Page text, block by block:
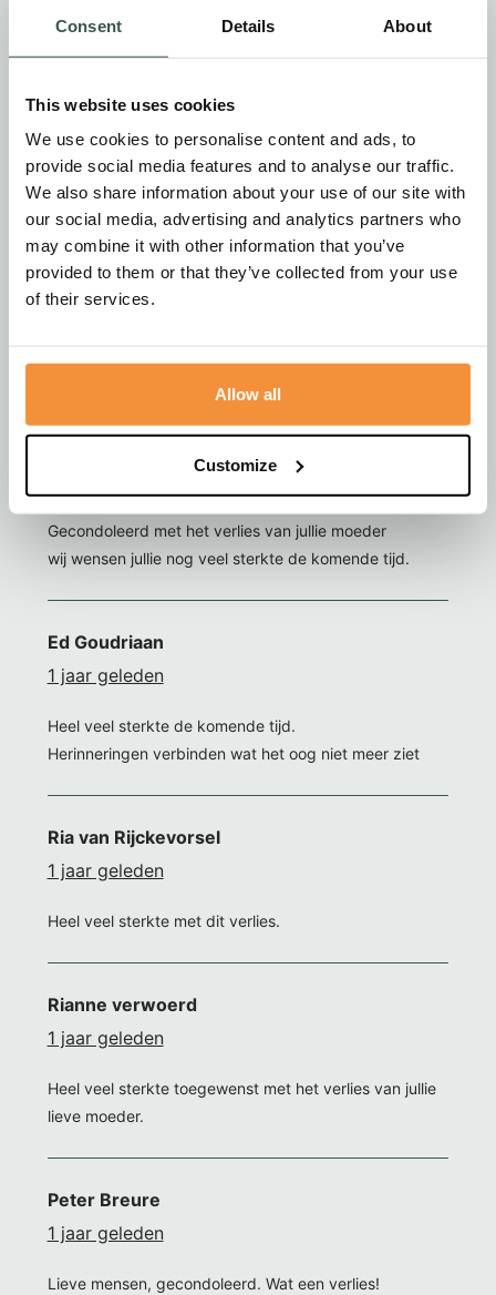
Consent Details About
This website uses cookies
We use cookies to personalise content and ads, to
provide social media features and to analyse our traffic.
We also share information about your use of our site with
our social media, advertising and analytics partners who
may combine it with other information that you’ve
provided to them or that they’ve collected from your use
of their services.
Allow all
Customize
Willem en Nies van den Heuvel
1 jaar geleden
Heel veel sterkte met het verlies van jullie moeder.
Veel dierbare herinneringen hebben wij aan haar, als
oude lieve buurvrouw en onze trouwdag in de bus
samen met jullie vader.
Willem en Nies
Gecondoleerd met het verlies van jullie moeder
wij wensen jullie nog veel sterkte de komende tijd.
Ed Goudriaan
1 jaar geleden
Heel veel sterkte de komende tijd.
Herinneringen verbinden wat het oog niet meer ziet
Ria van Rijckevorsel
1 jaar geleden
Heel veel sterkte met dit verlies.
Rianne verwoerd
1 jaar geleden
Heel veel sterkte toegewenst met het verlies van jullie
lieve moeder.
Peter Breure
1 jaar geleden
Lieve mensen, gecondoleerd. Wat een verlies!